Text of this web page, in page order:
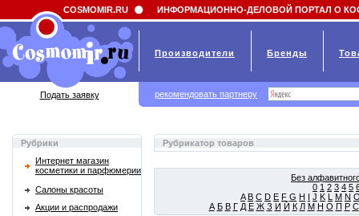
Field 'news_title' doesn't have a default value
Рубрики
Интернет магазин
косметики и парфюмерии
Салоны красоты
Акции и распродажи
Рубрикатор товаров
Без
0 1 2 3 4 5
A B C D E F G H I J K L M N
А Б В Г Д Е Ж З И Й К Л М Н О П Р С
COSMOMIR.RU ИНФОРМАЦИОННО-ДЕЛОВОЙ ПОРТАЛ О
Производители Бренды
Подать заявку рекомендовать партнеру